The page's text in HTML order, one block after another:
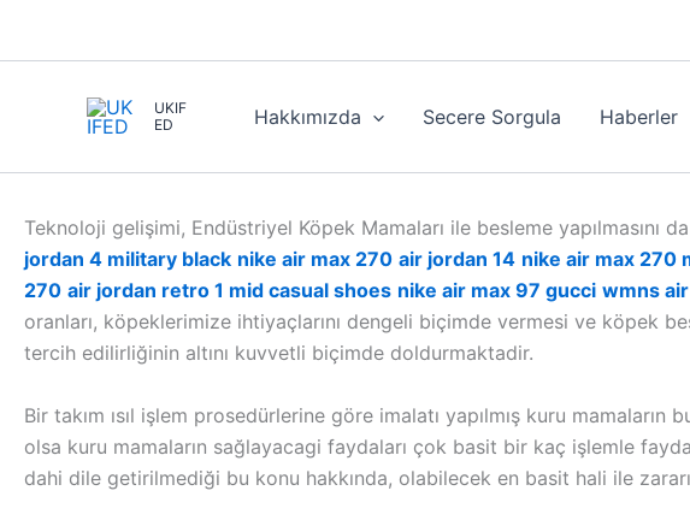
UKIF
ED
Hakkımızda Secere Sorgula Haberler
Teknoloji gelişimi, Endüstriyel Köpek Mamaları ile besleme
jordan 4 military black nike air max 270 air jordan 14 nike air max 270
270 air jordan retro 1 mid casual shoes nike air max 97 gucci wmns
oranları, köpeklerimize ihtiyaçlarını dengeli biçimde vermesi ve köpek
tercih edilirliğinin altını kuvvetli biçimde doldurmaktadir.
Bir takım ısıl işlem prosedürlerine göre imalatı yapılmış kuru
olsa kuru mamaların sağlayacagi faydaları çok basit bir kaç işlemle
dahi dile getirilmediği bu konu hakkında, olabilecek en basit hali ile